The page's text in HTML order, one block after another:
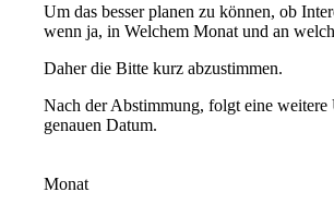
Um das besser planen zu können, ob
wenn ja, in Welchem Monat und an
Daher die Bitte kurz abzustimmen.
Nach der Abstimmung, folgt eine weitere
genauen Datum.
Monat